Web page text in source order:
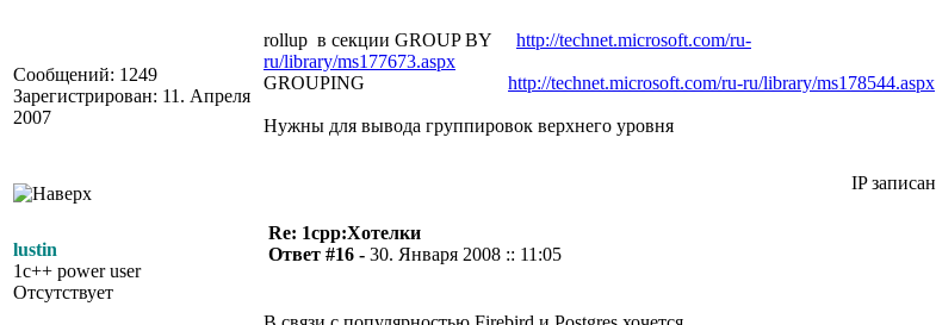
Сообщений: 1249
Зарегистрирован: 11. Апреля
2007
rollup в секции GROUP BY http://technet.microsoft.com/ru-
ru/library/ms177673.aspx
GROUPING http://technet.microsoft.com/ru-ru/library/ms178544.aspx
Нужны для вывода группировок верхнего уровня
IP записан
lustin
1c++ power user
Отсутствует
Re: 1cpp:Хотелки
Ответ #16 - 30. Января 2008 :: 11:05